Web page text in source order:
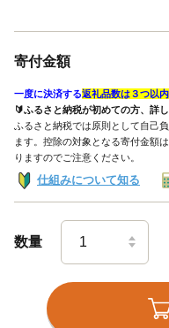
寄付金額
一度に決済する返礼品数は３つ以内
🔰ふるさと納税が初めての方、詳
ふるさと納税では原則として自己
ます。控除の対象となる寄付金額
りますのでご注意ください。
仕組みについて知る
数量